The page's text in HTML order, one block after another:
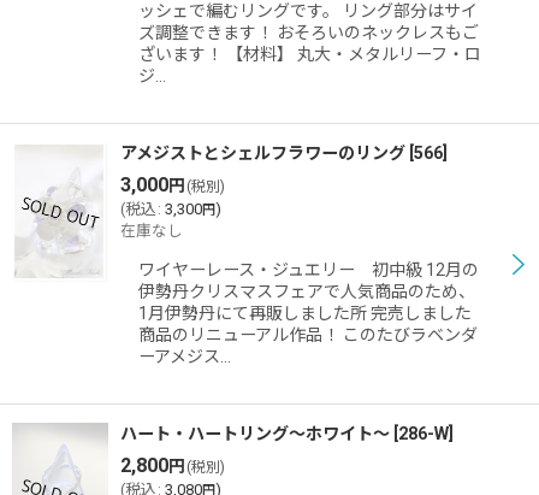
ッシェで編むリングです。 リング部分はサイ
ズ調整できます！ おそろいのネックレスもご
ざいます！ 【材料】 丸大・メタルリーフ・ロ
ジ…
アメジストとシェルフラワーのリング 566
3,000円 (税別)
(税込 : 3,300円)
在庫なし
ワイヤーレース・ジュエリー 初中級 12月の
伊勢丹クリスマスフェアで人気商品のため、
1月伊勢丹にて再販しました所 完売しました
商品のリニューアル作品！ このたびラベンダ
ーアメジス…
ハート・ハートリング〜ホワイト〜 286-W
2,800円 (税別)
(税込 : 3,080円)